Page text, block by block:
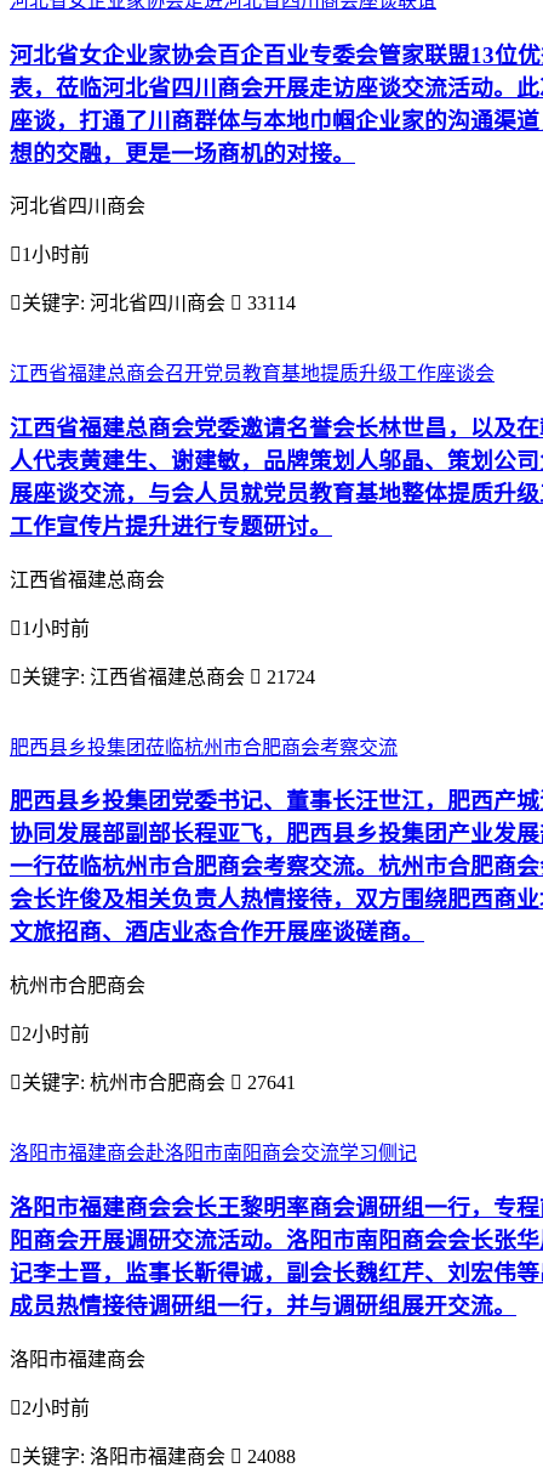
河北省女企业家协会百企百业专委会管家联盟13位
表，莅临河北省四川商会开展走访座谈交流活动。
座谈，打通了川商群体与本地巾帼企业家的沟通渠
想的交融，更是一场商机的对接。
河北省四川商会
1小时前
关键字: 河北省四川商会  33114
江西省福建总商会召开党员教育基地提质升级工作座谈会
江西省福建总商会党委邀请名誉会长林世昌，以及
人代表黄建生、谢建敏，品牌策划人邬晶、策划公
展座谈交流，与会人员就党员教育基地整体提质升
工作宣传片提升进行专题研讨。
江西省福建总商会
1小时前
关键字: 江西省福建总商会  21724
肥西县乡投集团莅临杭州市合肥商会考察交流
肥西县乡投集团党委书记、董事长汪世江，肥西产
协同发展部副部长程亚飞，肥西县乡投集团产业发
一行莅临杭州市合肥商会考察交流。杭州市合肥商
会长许俊及相关负责人热情接待，双方围绕肥西商
文旅招商、酒店业态合作开展座谈磋商。
杭州市合肥商会
2小时前
关键字: 杭州市合肥商会  27641
洛阳市福建商会赴洛阳市南阳商会交流学习侧记
洛阳市福建商会会长王黎明率商会调研组一行，专
阳商会开展调研交流活动。洛阳市南阳商会会长张
记李士晋，监事长靳得诚，副会长魏红芹、刘宏伟
成员热情接待调研组一行，并与调研组展开交流。
洛阳市福建商会
2小时前
关键字: 洛阳市福建商会  24088